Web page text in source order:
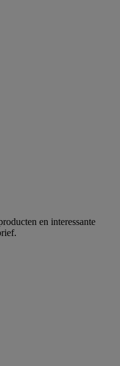
en interessante